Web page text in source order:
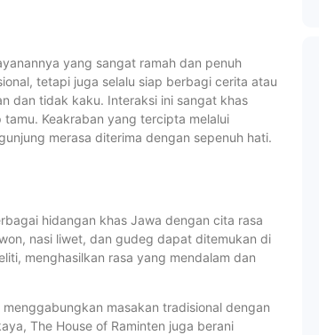
yang sangat ramah dan penuh
tetapi juga selalu siap berbagi cerita atau
dan tidak kaku. Interaksi ini sangat khas
Keakraban yang tercipta melalui
merasa diterima dengan sepenuh hati.
hidangan khas Jawa dengan cita rasa
nasi liwet, dan gudeg dapat ditemukan di
menghasilkan rasa yang mendalam dan
masakan tradisional dengan
The House of Raminten juga berani